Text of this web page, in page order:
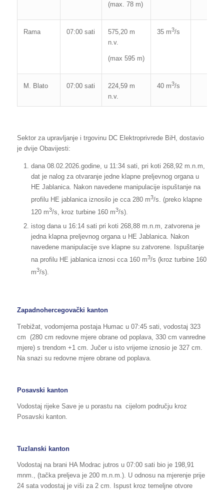
(max. 78 m)
Rama 07:00 sati
575,20 m
n.v.
(max 595 m)
35 m3/s
M. Blato 07:00 sati
224,59 m
n.v.
40 m3/s
Sektor za upravljanje i trgovinu DC Elektroprivrede BiH, dostavio
je dvije Obavijesti:
dana 08.02.2026.godine, u 11:34 sati, pri koti 268,92 m.n.m,
dat je nalog za otvaranje jedne klapne preljevnog organa u
HE Jablanica. Nakon navedene manipulacije ispuštanje na
profilu HE jablanica iznosilo je cca 280 m3/s. (preko klapne
120 m3/s, kroz turbine 160 m3/s).
istog dana u 16:14 sati pri koti 268,88 m.n.m, zatvorena je
jedna klapna preljevnog organa u HE Jablanica. Nakon
navedene manipulacije sve klapne su zatvorene. Ispuštanje
na profilu HE jablanica iznosi cca 160 m3/s (kroz turbine 160
m3/s).
Zapadnohercegovački kanton
Trebižat, vodomjerna postaja Humac u 07:45 sati, vodostaj 323
cm (280 cm redovne mjere obrane od poplava, 330 cm vanredne
mjere) s trendom +1 cm. Jučer u isto vrijeme iznosio je 327 cm.
Na snazi su redovne mjere obrane od poplava.
Posavski kanton
Vodostaj rijeke Save je u porastu na cijelom području kroz
Posavski kanton.
Tuzlanski kanton
Vodostaj na brani HA Modrac jutros u 07:00 sati bio je 198,91
mnm., (tačka preljeva je 200 m.n.m.). U odnosu na mjerenje prije
24 sata vodostaj je viši za 2 cm. Ispust kroz temeljne otvore